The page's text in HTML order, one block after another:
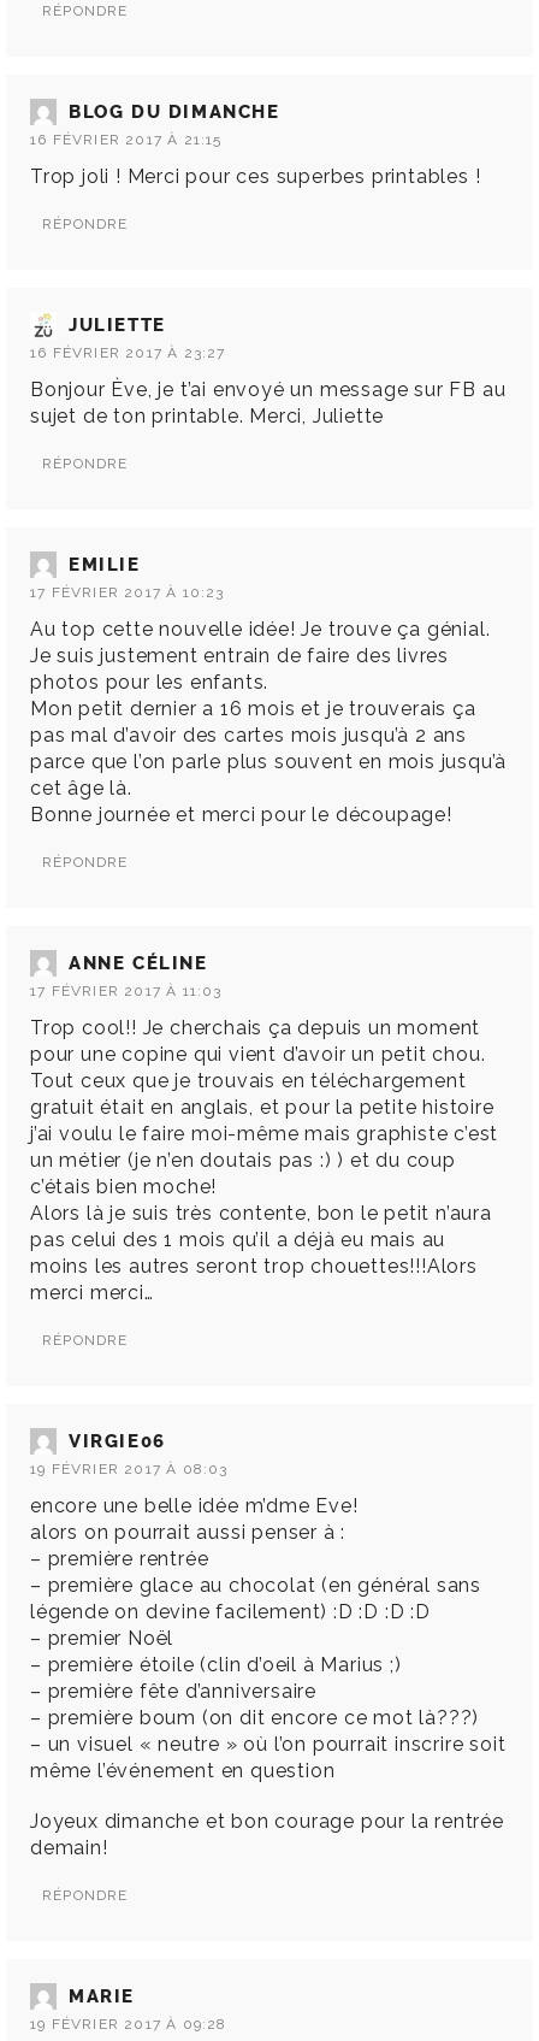
RÉPONDRE
BLOG DU DIMANCHE
16 FÉVRIER 2017 À 21:15
Trop joli ! Merci pour ces superbes printables !
RÉPONDRE
JULIETTE
16 FÉVRIER 2017 À 23:27
Bonjour Ève, je t’ai envoyé un message sur FB au
sujet de ton printable. Merci, Juliette
RÉPONDRE
EMILIE
17 FÉVRIER 2017 À 10:23
Au top cette nouvelle idée! Je trouve ça génial.
Je suis justement entrain de faire des livres
photos pour les enfants.
Mon petit dernier a 16 mois et je trouverais ça
pas mal d’avoir des cartes mois jusqu’à 2 ans
parce que l’on parle plus souvent en mois jusqu’à
cet âge là.
Bonne journée et merci pour le découpage!
RÉPONDRE
ANNE CÉLINE
17 FÉVRIER 2017 À 11:03
Trop cool!! Je cherchais ça depuis un moment
pour une copine qui vient d’avoir un petit chou.
Tout ceux que je trouvais en téléchargement
gratuit était en anglais, et pour la petite histoire
j’ai voulu le faire moi-même mais graphiste c’est
un métier (je n’en doutais pas :) ) et du coup
c’étais bien moche!
Alors là je suis très contente, bon le petit n’aura
pas celui des 1 mois qu’il a déjà eu mais au
moins les autres seront trop chouettes!!!Alors
merci merci…
RÉPONDRE
VIRGIE06
19 FÉVRIER 2017 À 08:03
encore une belle idée m’dme Eve!
alors on pourrait aussi penser à :
– première rentrée
– première glace au chocolat (en général sans
légende on devine facilement) :D :D :D :D
– premier Noël
– première étoile (clin d’oeil à Marius ;)
– première fête d’anniversaire
– première boum (on dit encore ce mot là???)
– un visuel « neutre » où l’on pourrait inscrire soit
même l’événement en question
Joyeux dimanche et bon courage pour la rentrée
demain!
RÉPONDRE
MARIE
19 FÉVRIER 2017 À 09:28